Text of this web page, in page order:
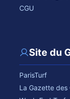
CGU
Site du
ParisTurf
La Gazette des